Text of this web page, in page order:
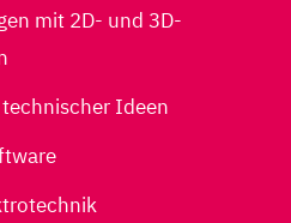
mit 2D- und 3D-
Ideen